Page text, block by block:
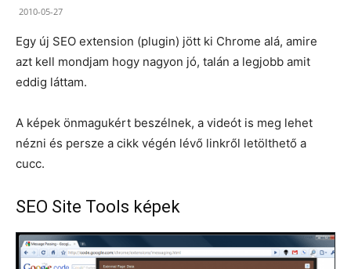
2010-05-27
Egy új SEO extension (plugin) jött ki Chrome alá, amire
azt kell mondjam hogy nagyon jó, talán a legjobb amit
eddig láttam.
A képek önmagukért beszélnek, a videót is meg lehet
nézni és persze a cikk végén lévő linkről letölthető a
cucc.
SEO Site Tools képek